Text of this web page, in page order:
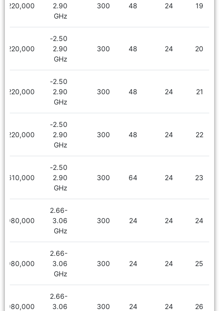
19
24
48
300
2.90
GHz
2,220,000
20
24
48
300
2.50-
2.90
GHz
2,220,000
21
24
48
300
2.50-
2.90
GHz
2,220,000
22
24
48
300
2.50-
2.90
GHz
2,220,000
23
24
64
300
2.50-
2.90
GHz
2,610,000
24
24
24
300
2.66-
3.06
GHz
1,980,000
25
24
24
300
2.66-
3.06
GHz
1,980,000
26
24
24
300
2.66-
3.06
1,980,000